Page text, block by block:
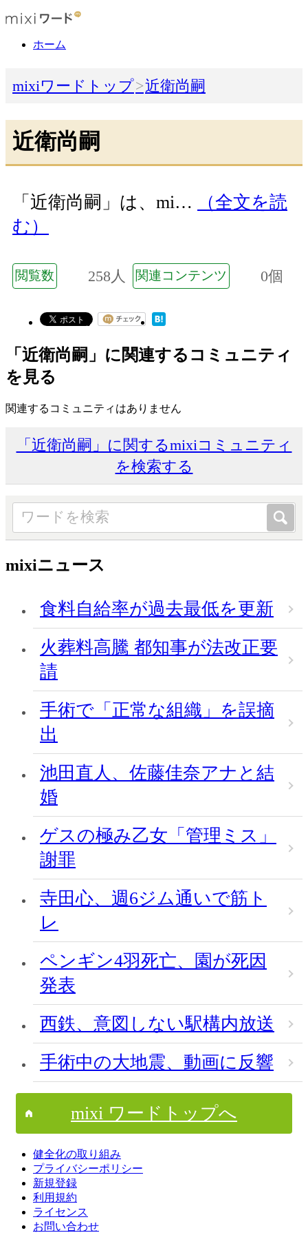
ホーム
mixiワードトップ 近衛尚嗣
近衛尚嗣
「近衛尚嗣」は、mi…
（全文を読
む）
閲覧数 258人 関連コンテンツ 0個
「近衛尚嗣」に関連するコミュニティ
を見る
関連するコミュニティはありません
「近衛尚嗣」に関するmixiコミュニティ
を検索する
mixiニュース
食料自給率が過去最低を更新
火葬料高騰 都知事が法改正要
請
手術で「正常な組織」を誤摘
出
池田直人、佐藤佳奈アナと結
婚
ゲスの極み乙女「管理ミス」
謝罪
寺田心、週6ジム通いで筋ト
レ
ペンギン4羽死亡、園が死因
発表
西鉄、意図しない駅構内放送
手術中の大地震、動画に反響
mixi ワードトップへ
健全化の取り組み
プライバシーポリシー
新規登録
利用規約
ライセンス
お問い合わせ